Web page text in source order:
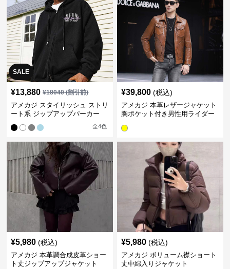
SALE
¥13,880 ¥18040(割引前)
アメカジ スタイリッシュ ストリ
ート系 ジップアップパーカー
全4色
¥39,800 (税込)
アメカジ 本革レザージャケット
胸ポケット付き男性用ライダー
¥5,980 (税込)
アメカジ 本革調合成皮革ショー
ト丈ジップアップジャケット
¥5,980 (税込)
アメカジ ボリューム襟ショート
丈中綿入りジャケット